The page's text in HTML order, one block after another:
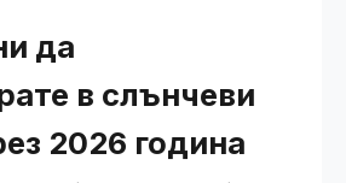
да
в слънчеви
2026 година